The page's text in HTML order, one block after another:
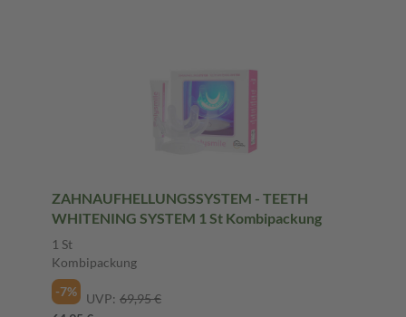
ZAHNAUFHELLUNGSSYSTEM - TEETH
WHITENING SYSTEM 1 St Kombipackung
1 St
Kombipackung
-7%
UVP: 69,95 €